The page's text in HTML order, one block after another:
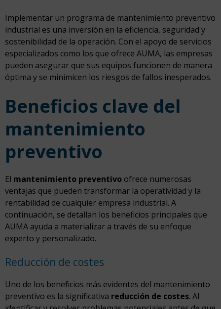
Implementar un programa de mantenimiento preventivo
industrial es una inversión en la eficiencia, seguridad y
sostenibilidad de la operación. Con el apoyo de servicios
especializados como los que ofrece AUMA, las empresas
pueden asegurar que sus equipos funcionen de manera
óptima y se minimicen los riesgos de fallos inesperados.
Beneficios clave del
mantenimiento
preventivo
El mantenimiento preventivo ofrece numerosas
ventajas que pueden transformar la operatividad y la
rentabilidad de cualquier empresa industrial. A
continuación, se detallan los beneficios principales que
AUMA ayuda a materializar a través de su enfoque
experto y personalizado.
Reducción de costes
Uno de los beneficios más evidentes del mantenimiento
preventivo es la significativa reducción de costes. Al